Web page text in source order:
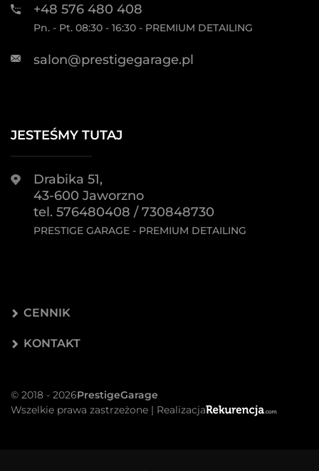
+48 576 480 408
Pn. - Pt. 08:30 - 16:30 - PREMIUM DETAILING
salon@prestigegarage.pl
JESTEŚMY TUTAJ
Drabika 51,
43-600 Jaworzno
tel. 576480408 / 730848730
PRESTIGE GARAGE - PREMIUM DETAILING
CENNIK
KONTAKT
© 2018 - 2026PrestigeGarage
Wszelkie prawa zastrzeżone | Realizacja